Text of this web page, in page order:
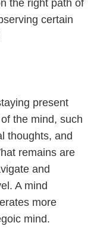
the right path of
certain
present
the mind, such
thoughts, and
remains are
and
A mind
more
mind.